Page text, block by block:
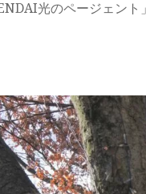
光のページェン